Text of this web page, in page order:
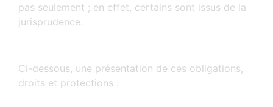
pas seulement ; en effet, certains sont issus de la
jurisprudence.
Ci-dessous, une présentation de ces obligations,
droits et protections :